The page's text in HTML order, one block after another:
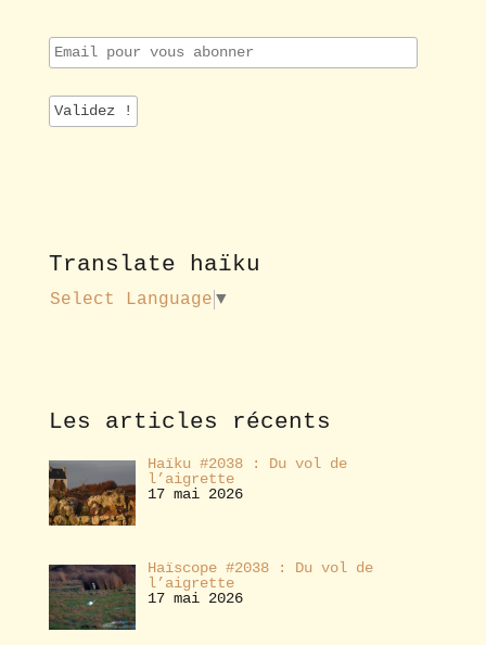
E
m
i
l
o
u
s
e
Translate haïku
Select Language ▼
Les articles récents
Haïku #2038 : Du vol de
l’aigrette
17 mai 2026
Haïscope #2038 : Du vol de
l’aigrette
17 mai 2026